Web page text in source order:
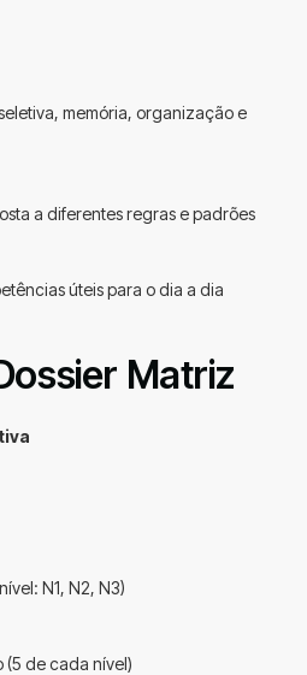
memória, organização e
a diferentes regras e padrões
úteis para o dia a dia
Matriz
N1, N2, N3)
(5 de cada nível)